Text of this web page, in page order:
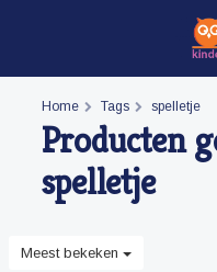
Home Tags spelletje
Producten
spelletje
Meest bekeken